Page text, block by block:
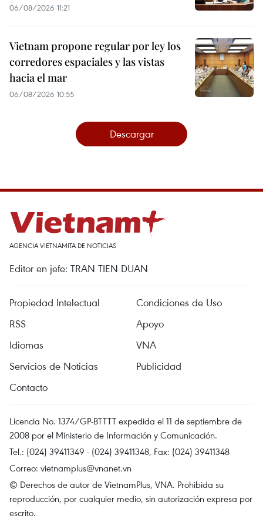
06/08/2026 11:21
Vietnam propone regular por ley los
corredores espaciales y las vistas
hacia el mar
06/08/2026 10:55
Descargar
AGENCIA VIETNAMITA DE NOTICIAS
Editor en jefe: TRAN TIEN DUAN
Propiedad Intelectual
Condiciones de Uso
RSS
Apoyo
Idiomas
VNA
Servicios de Noticias
Publicidad
Contacto
Licencia No. 1374/GP-BTTTT expedida el 11 de septiembre de
2008 por el Ministerio de Información y Comunicación.
Tel.: (024) 39411349 - (024) 39411348, Fax: (024) 39411348
Correo: vietnamplus@vnanet.vn
© Derechos de autor de VietnamPlus, VNA. Prohibida su
reproducción, por cualquier medio, sin autorización expresa por
escrito.